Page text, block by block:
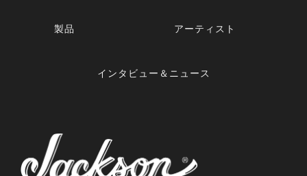
製品 アーティスト
インタビュー＆ニュース